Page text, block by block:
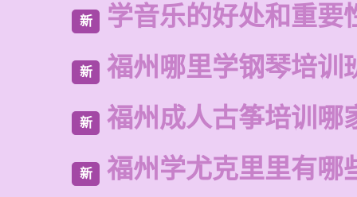
新 学音乐的好处和重要
新 福州哪里学钢琴培训
新 福州成人古筝培训哪
新 福州学尤克里里有哪